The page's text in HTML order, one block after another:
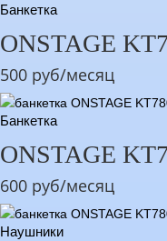
Банкетка
ONSTAGE
500 руб/месяц
Банкетка
ONSTAGE
600 руб/месяц
Наушники